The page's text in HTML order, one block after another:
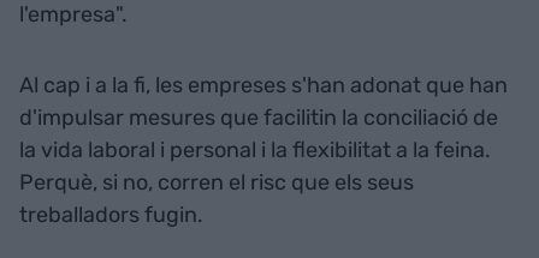
l'empresa".
Al cap i a la fi, les empreses s'han adonat que han
d'impulsar mesures que facilitin la conciliació de
la vida laboral i personal i la flexibilitat a la feina.
Perquè, si no, corren el risc que els seus
treballadors fugin.